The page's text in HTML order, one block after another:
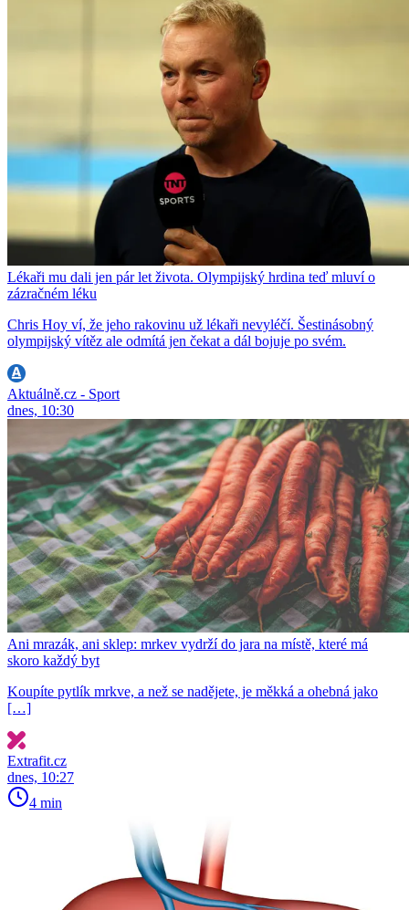
Lékaři mu dali jen pár let života. Olympijský hrdina teď mluví o
zázračném léku
Chris Hoy ví, že jeho rakovinu už lékaři nevyléčí. Šestinásobný
olympijský vítěz ale odmítá jen čekat a dál bojuje po svém.
Aktuálně.cz - Sport
dnes, 10:30
Ani mrazák, ani sklep: mrkev vydrží do jara na místě, které má
skoro každý byt
Koupíte pytlík mrkve, a než se nadějete, je měkká a ohebná jako
[…]
Extrafit.cz
dnes, 10:27
4 min